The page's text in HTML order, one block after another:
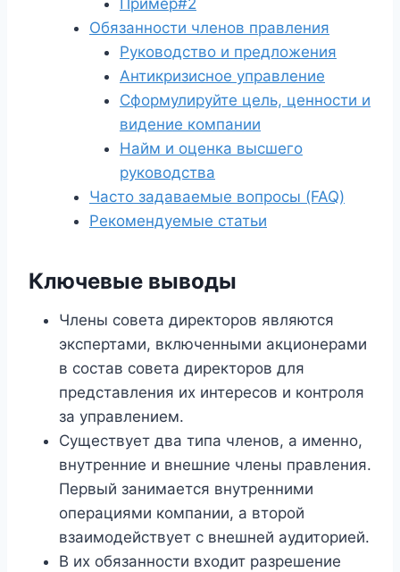
Пример#2
Обязанности членов правления
Руководство и предложения
Антикризисное управление
Сформулируйте цель, ценности и
видение компании
Найм и оценка высшего
руководства
Часто задаваемые вопросы (FAQ)
Рекомендуемые статьи
Ключевые выводы
Члены совета директоров являются
экспертами, включенными акционерами
в состав совета директоров для
представления их интересов и контроля
за управлением.
Существует два типа членов, а именно,
внутренние и внешние члены правления.
Первый занимается внутренними
операциями компании, а второй
взаимодействует с внешней аудиторией.
В их обязанности входит разрешение